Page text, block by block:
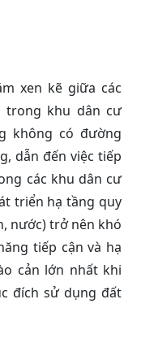
xen kẽ giữa các
trong khu dân cư
không có đường
dẫn đến việc tiếp
các khu dân cư
triển hạ tầng quy
nước) trở nên khó
tiếp cận và hạ
cản lớn nhất khi
đích sử dụng đất